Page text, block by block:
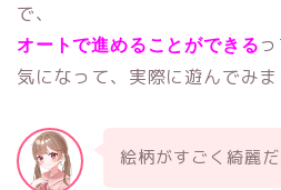
で、
オートで進めることができる
気になって、実際に遊んでみま
絵柄がすごく綺麗だ